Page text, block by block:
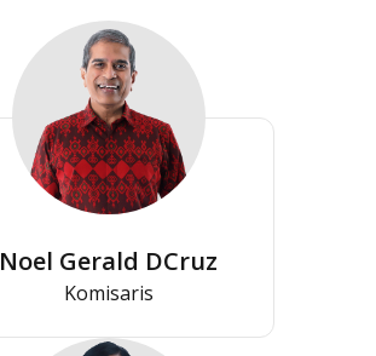
Noel Gerald DCruz
Komisaris